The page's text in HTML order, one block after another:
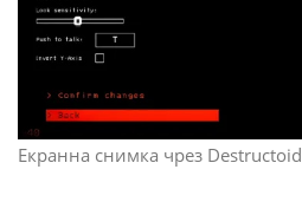
Екранна снимка чрез Destructoid